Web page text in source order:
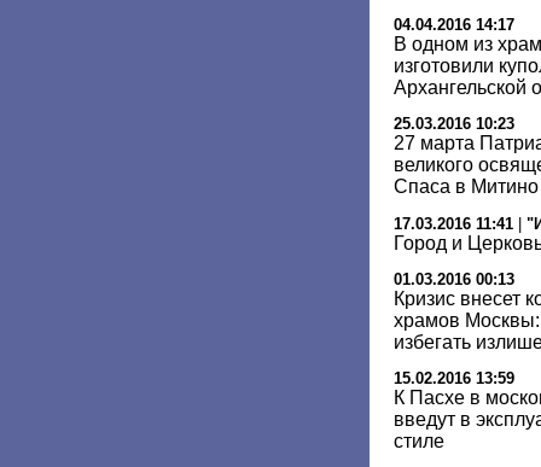
04.04.2016 14:17
В одном из
изготовили
Архангельской
25.03.2016 10:23
27 марта
великого
Спаса в Митино
17.03.2016 11:41
Город и
01.03.2016 00:13
Кризис внесет
храмов Москвы:
избегать
15.02.2016 13:59
К Пасхе в
введут в
стиле